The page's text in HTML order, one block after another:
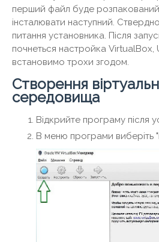
перший файл буде
інсталювати наступний. Ствердно
питання установника. Після
почнеться настройка VirtualBox,
встановимо трохи згодом.
Створення
середовища
Відкрийте програму після
В меню програми виберіть